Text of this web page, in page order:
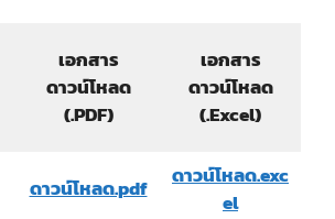
เอกสาร
ดาวน์โหลด
(.PDF)
เอกสาร
ดาวน์โหลด
(.Excel)
ดาวน์โหลด.pdf
ดาวน์โหลด.exc
el